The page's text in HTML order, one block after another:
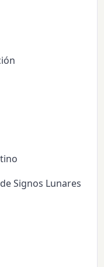
Signos Lunares